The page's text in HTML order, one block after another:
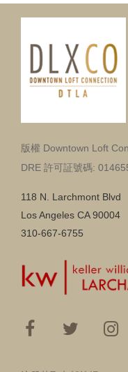
版權 Downtown Loft
DRE 許可証號碼:
118 N. Larchmont Blvd
Los Angeles CA 90004
310-667-6755